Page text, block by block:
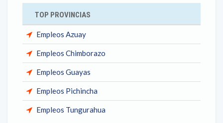
TOP PROVINCIAS
Empleos Azuay
Empleos Chimborazo
Empleos Guayas
Empleos Pichincha
Empleos Tungurahua